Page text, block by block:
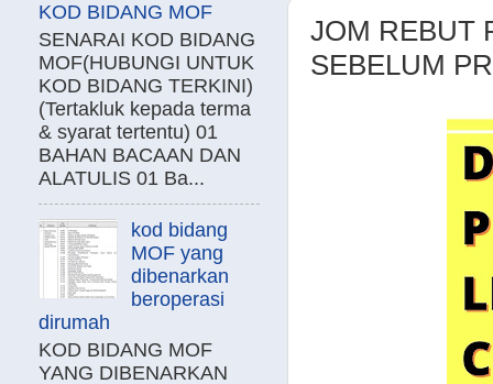
JOM REBUT
SEBELUM
KOD BIDANG MOF
SENARAI KOD BIDANG
MOF(HUBUNGI UNTUK
KOD BIDANG TERKINI)
(Tertakluk kepada terma
& syarat tertentu) 01
BAHAN BACAAN DAN
ALATULIS 01 Ba...
kod bidang
MOF yang
dibenarkan
beroperasi
dirumah
KOD BIDANG MOF
YANG DIBENARKAN